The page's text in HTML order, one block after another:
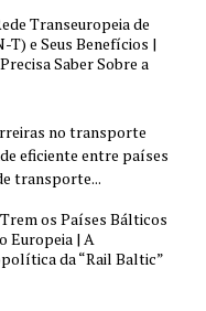
Transeuropeia de
e Seus Benefícios |
Saber Sobre a
no transporte
eficiente entre países
transporte...
os Países Bálticos
Europeia | A
da “Rail Baltic”